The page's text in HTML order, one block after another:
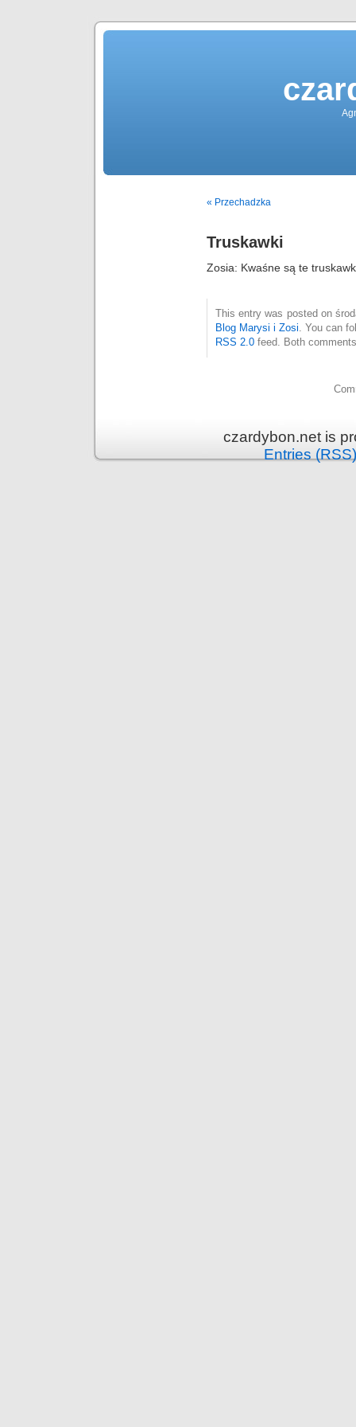
« Przechadzka
Truskawki
Zosia: Kwaśne są te
This entry was posted on
Blog Marysi i Zosi . You can
RSS 2.0 feed. Both
czardybon.net is
Entries (RSS)